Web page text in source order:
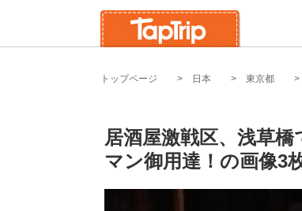
トップページ 日本 東京都
居酒屋激戦区、浅草
マン御用達！の画像3